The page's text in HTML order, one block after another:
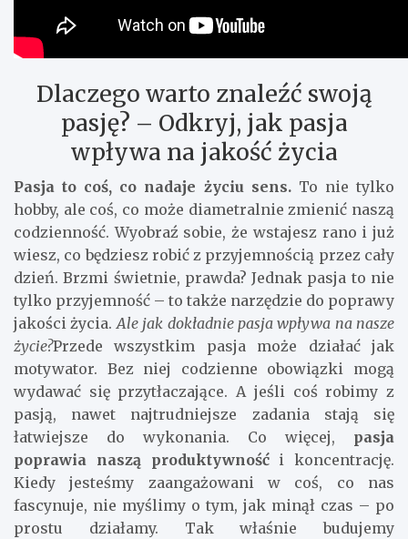
Dlaczego warto znaleźć swoją
pasję? – Odkryj, jak pasja
wpływa na jakość życia
Pasja to coś, co nadaje życiu sens. To nie tylko
hobby, ale coś, co może diametralnie zmienić naszą
codzienność. Wyobraź sobie, że wstajesz rano i już
wiesz, co będziesz robić z przyjemnością przez cały
dzień. Brzmi świetnie, prawda? Jednak pasja to nie
tylko przyjemność – to także narzędzie do poprawy
jakości życia.Ale jak dokładnie pasja wpływa na nasze
życie?Przede wszystkim pasja może działać jak
motywator. Bez niej codzienne obowiązki mogą
wydawać się przytłaczające. A jeśli coś robimy z
pasją, nawet najtrudniejsze zadania stają się
łatwiejsze do wykonania. Co więcej, pasja
poprawia naszą produktywnośći koncentrację.
Kiedy jesteśmy zaangażowani w coś, co nas
fascynuje, nie myślimy o tym, jak minął czas – po
prostu działamy. Tak właśnie budujemy